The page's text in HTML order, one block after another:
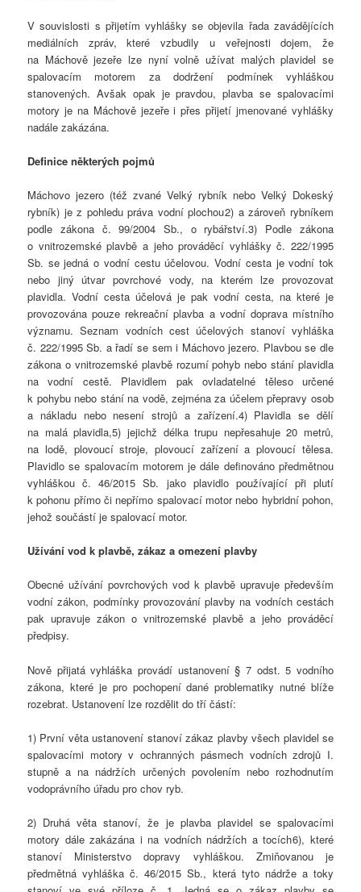
V souvislosti s přijetím vyhlášky se objevila řada zavádějících
mediálních zpráv, které vzbudily u veřejnosti dojem, že
na Máchově jezeře lze nyní volně užívat malých plavidel se
spalovacím motorem za dodržení podmínek vyhláškou
stanovených. Avšak opak je pravdou, plavba se spalovacími
motory je na Máchově jezeře i přes přijetí jmenované vyhlášky
nadále zakázána.
Definice některých pojmů
Máchovo jezero (též zvané Velký rybník nebo Velký Dokeský
rybník) je z pohledu práva vodní plochou 2) a zároveň rybníkem
podle zákona č. 99/2004 Sb., o rybářství.3) Podle zákona
o vnitrozemské plavbě a jeho prováděcí vyhlášky č. 222/1995
Sb. se jedná o vodní cestu účelovou. Vodní cesta je vodní tok
nebo jiný útvar povrchové vody, na kterém lze provozovat
plavidla. Vodní cesta účelová je pak vodní cesta, na které je
provozována pouze rekreační plavba a vodní doprava místního
významu. Seznam vodních cest účelových stanoví vyhláška
č. 222/1995 Sb. a řadí se sem i Máchovo jezero. Plavbou se dle
zákona o vnitrozemské plavbě rozumí pohyb nebo stání plavidla
na vodní cestě. Plavidlem pak ovladatelné těleso určené
k pohybu nebo stání na vodě, zejména za účelem přepravy osob
a nákladu nebo nesení strojů a zařízení.4) Plavidla se dělí
na malá plavidla,5) jejichž délka trupu nepřesahuje 20 metrů,
na lodě, plovoucí stroje, plovoucí zařízení a plovoucí tělesa.
Plavidlo se spalovacím motorem je dále definováno předmětnou
vyhláškou č. 46/2015 Sb. jako plavidlo používající při plutí
k pohonu přímo či nepřímo spalovací motor nebo hybridní pohon,
jehož součástí je spalovací motor.
Užívání vod k plavbě, zákaz a omezení plavby
Obecné užívání povrchových vod k plavbě upravuje především
vodní zákon, podmínky provozování plavby na vodních cestách
pak upravuje zákon o vnitrozemské plavbě a jeho prováděcí
předpisy.
Nově přijatá vyhláška provádí ustanovení § 7 odst. 5 vodního
zákona, které je pro pochopení dané problematiky nutné blíže
rozebrat. Ustanovení lze rozdělit do tří částí:
1) První věta ustanovení stanoví zákaz plavby všech plavidel se
spalovacími motory v ochranných pásmech vodních zdrojů I.
stupně a na nádržích určených povolením nebo rozhodnutím
vodoprávního úřadu pro chov ryb.
2) Druhá věta stanoví, že je plavba plavidel se spalovacími
motory dále zakázána i na vodních nádržích a tocích 6), které
stanoví Ministerstvo dopravy vyhláškou. Zmiňovanou je
předmětná vyhláška č. 46/2015 Sb., která tyto nádrže a toky